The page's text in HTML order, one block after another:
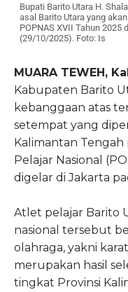
Bupati Barito Utara H.
asal Barito Utara yang
POPNAS XVII Tahun 2025
(29/10/2025). Foto: Is
MUARA TEWEH,
Kabupaten Barito
kebanggaan atas
setempat yang
Kalimantan Tengah
Pelajar Nasional
digelar di Jakarta
Atlet pelajar Barito
nasional tersebut
olahraga, yakni
merupakan hasil
tingkat Provinsi